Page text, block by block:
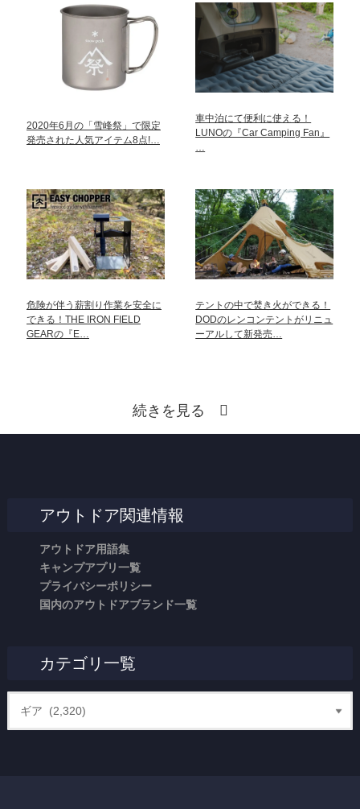
2020年6月の「雪峰祭」で限定
発売された人気アイテム8点!…
車中泊にて便利に使える！
LUNOの『Car Camping Fan』
…
危険が伴う薪割り作業を安全に
できる！THE IRON FIELD
GEARの『E…
テントの中で焚き火ができる！
DODのレンコンテントがリニュ
ーアルして新発売…
続きを見る
アウトドア関連情報
アウトドア用語集
キャンプアプリ一覧
プライバシーポリシー
国内のアウトドアブランド一覧
カテゴリ一覧